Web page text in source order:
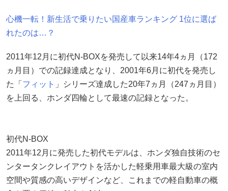
心機一転！新生活で乗りたい国産車ランキング 1位に選ば
れたのは…？
2011年12月に初代N-BOXを発売して以来14年4ヵ月（172
ヵ月目）での記録達成となり、2001年6月に初代を発売し
た「 フィット 」シリーズ達成した20年7ヵ月（247ヵ月目）
を上回る、ホンダ四輪として最速の記録となった。
初代N-BOX
2011年12月に発売した初代モデルは、ホンダ独自技術のセ
ンタータンクレイアウトを活かした軽乗用車最大級の室内
空間や質感の高いデザインなど、これまでの軽自動車の概